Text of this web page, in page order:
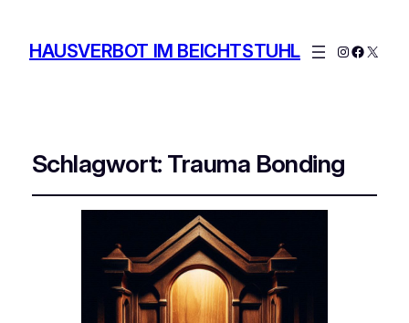
HAUSVERBOT IM BEICHTSTUHL Instagram
X
Schlagwort: Trauma Bonding